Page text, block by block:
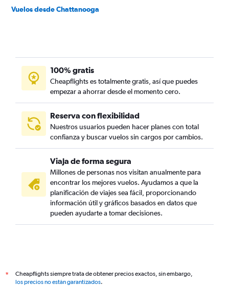
Vuelos desde Chattanooga
100% gratis
Cheapflights es totalmente gratis, así que puedes
empezar a ahorrar desde el momento cero.
Reserva con flexibilidad
Nuestros usuarios pueden hacer planes con total
confianza y buscar vuelos sin cargos por cambios.
Viaja de forma segura
Millones de personas nos visitan anualmente para
encontrar los mejores vuelos. Ayudamos a que la
planificación de viajes sea fácil, proporcionando
información útil y gráficos basados en datos que
pueden ayudarte a tomar decisiones.
*
Cheapflights siempre trata de obtener precios exactos, sin embargo,
los precios no están garantizados.